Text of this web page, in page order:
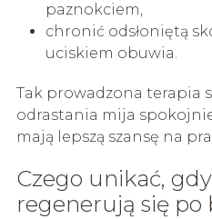
paznokciem,
chronić odsłoniętą
uciskiem obuwia.
Tak prowadzona terapia
odrastania mija
mają lepszą szansę na
Czego unikać,
regenerują się po